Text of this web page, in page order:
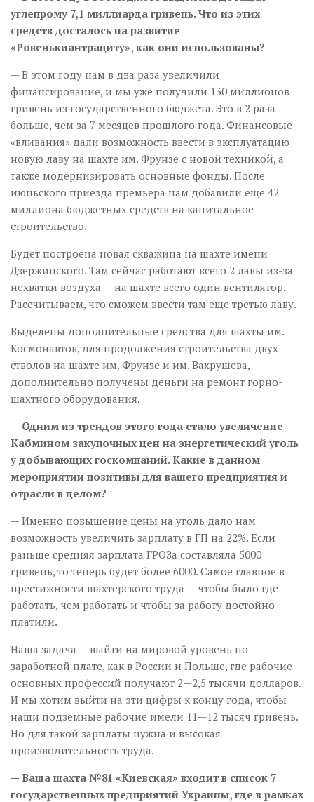
углепрому 7,1 миллиарда гривень. Что из этих
средств досталось на развитие
«Ровенькиантрациту», как они использованы?
— В этом году нам в два раза увеличили
финансирование, и мы уже получили 130 миллионов
гривень из государственного бюджета. Это в 2 раза
больше, чем за 7 месяцев прошлого года. Финансовые
«вливания» дали возможность ввести в эксплуатацию
новую лаву на шахте им. Фрунзе с новой техникой, а
также модернизировать основные фонды. После
июньского приезда премьера нам добавили еще 42
миллиона бюджетных средств на капитальное
строительство.
Будет построена новая скважина на шахте имени
Дзержинского. Там сейчас работают всего 2 лавы из-за
нехватки воздуха — на шахте всего один вентилятор.
Рассчитываем, что сможем ввести там еще третью лаву.
Выделены дополнительные средства для шахты им.
Космонавтов, для продолжения строительства двух
стволов на шахте им. Фрунзе и им. Вахрушева,
дополнительно получены деньги на ремонт горно-
шахтного оборудования.
— Одним из трендов этого года стало увеличение
Кабмином закупочных цен на энергетический уголь
у добывающих госкомпаний. Какие в данном
мероприятии позитивы для вашего предприятия и
отрасли в целом?
— Именно повышение цены на уголь дало нам
возможность увеличить зарплату в ГП на 22%. Если
раньше средняя зарплата ГРОЗа составляла 5000
гривень, то теперь будет более 6000. Самое главное в
престижности шахтерского труда — чтобы было где
работать, чем работать и чтобы за работу достойно
платили.
Наша задача — выйти на мировой уровень по
заработной плате, как в России и Польше, где рабочие
основных профессий получают 2—2,5 тысячи долларов.
И мы хотим выйти на эти цифры к концу года, чтобы
наши подземные рабочие имели 11—12 тысяч гривень.
Но для такой зарплаты нужна и высокая
производительность труда.
— Ваша шахта №81 «Киевская» входит в список 7
государственных предприятий Украины, где в рамках